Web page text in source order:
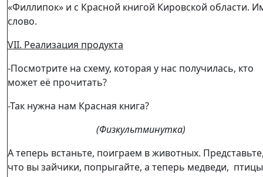
«Филлипок» и с Красной книгой Кировской области.
слово.
VII. Реализация продукта
-Посмотрите на схему, которая у нас получилась, кто
может её прочитать?
-Так нужна нам Красная книга?
(Физкультминутка)
А теперь встаньте, поиграем в животных.
что вы зайчики, попрыгайте, а теперь медведи,